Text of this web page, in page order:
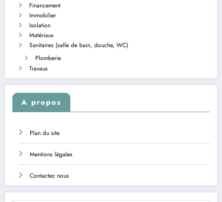
Financement
Immobilier
Isolation
Matériaux
Sanitaires (salle de bain, douche, WC)
Plomberie
Travaux
A propos
Plan du site
Mentions légales
Contactez nous